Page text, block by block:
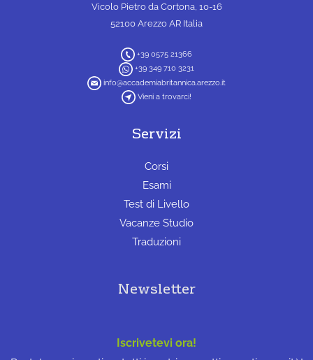
Vicolo Pietro da Cortona, 10-16
52100 Arezzo AR Italia
+39 0575 21366
+39 349 710 3231
info@accademiabritannica.arezzo.it
Vieni a trovarci!
Servizi
Corsi
Esami
Test di Livello
Vacanze Studio
Traduzioni
Newsletter
Iscrivetevi ora!